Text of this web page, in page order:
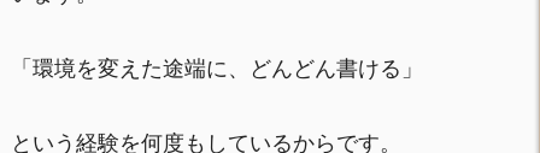
「環境を変えた途端に、どんどん書ける」
という経験を何度もしているからです。